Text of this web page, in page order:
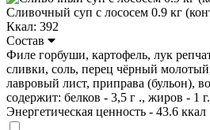
Сливочный суп с лососем 0.9 кг
Ккал: 392
Состав
Филе горбуши, картофель, лук
сливки, соль, перец чёрный
лавровый лист, приправа (бульон),
содержит: белков - 3,5 г ., жиров - 1
Энергетическая ценность - 43.6 ккал